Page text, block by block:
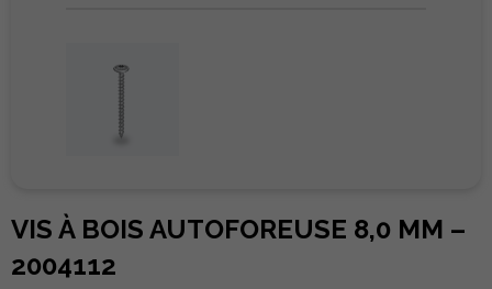
VIS À BOIS AUTOFOREUSE 8,0 MM –
2004112